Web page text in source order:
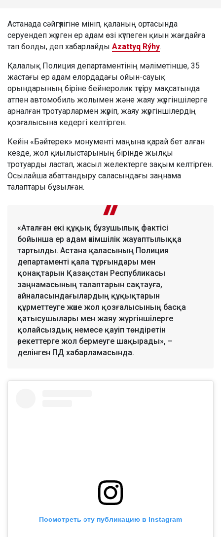
Астанада сәйгүлігіне мініп, қаланың ортасында
серуендеп жүрген ер адам өзі күтпеген қиын жағдайға
тап болды, деп хабарлайды Azattyq Rýhy.
Қалалық Полиция департаментінің мәліметінше, 35
жастағы ер адам елордадағы ойын-сауық
орындарының біріне бейнеролик түсіру мақсатында
атпен автомобиль жолымен және жаяу жүргіншілерге
арналған тротуарлармен жүріп, жаяу жүргіншілердің
қозғалысына кедергі келтірген.
Кейін «Бәйтерек» монументі маңына қарай бет алған
кезде, жол қиылыстарының бірінде жылқы
тротуарды ластап, жасыл желектерге зақым келтірген.
Осылайша абаттандыру саласындағы заңнама
талаптары бұзылған.
«Аталған екі құқық бұзушылық фактісі
бойынша ер адам әкімшілік жауаптылыққа
тартылды. Астана қаласының Полиция
департаменті қала тұрғындары мен
қонақтарын Қазақстан Республикасы
заңнамасының талаптарын сақтауға,
айналасындағылардың құқықтарын
құрметтеуге және жол қозғалысының басқа
қатысушылары мен жаяу жүргіншілерге
қолайсыздық немесе қауіп төндіретін
әрекеттерге жол бермеуге шақырады», –
делінген ПД хабарламасында.
Посмотреть эту публикацию в Instagram